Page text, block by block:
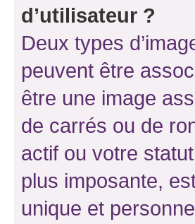
d’utilisateur ?
Deux types
peuvent être
être une image
de carrés ou de
actif ou votre
plus imposante,
unique et